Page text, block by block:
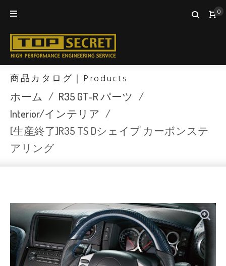
0
商品カタログ｜Products
ホーム / R35 GT-R パーツ /
Interior/インテリア /
[生産終了]R35 TS Dシェイプ カーボンステ
アリング